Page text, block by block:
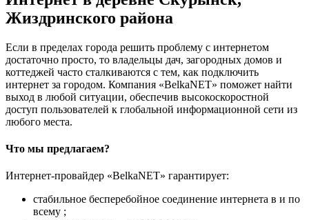
Жиздринского района
Если в пределах города решить проблему с интернетом
достаточно просто, то владельцы дач, загородных домов и
коттеджей часто сталкиваются с тем, как подключить
интернет за городом. Компания «BelkaNET» поможет найти
выход в любой ситуации, обеспечив высокоскоростной
доступ пользователей к глобальной информационной сети из
любого места.
Что мы предлагаем?
Интернет-провайдер «BelkaNET» гарантирует:
стабильное бесперебойное соединение интернета в и по
всему ;